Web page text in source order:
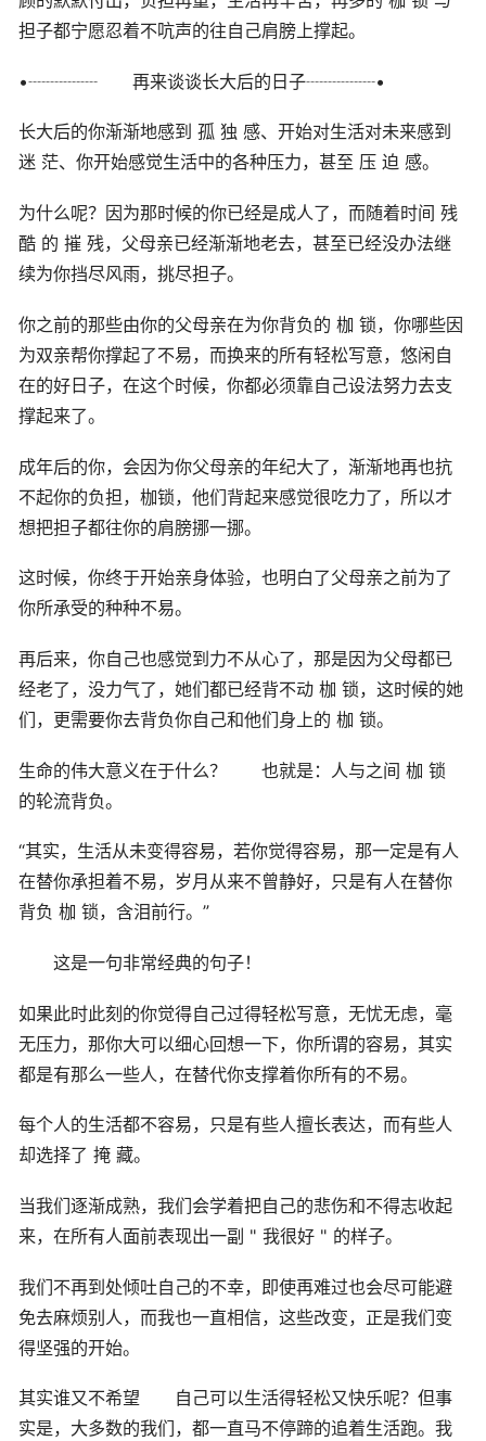
担子都宁愿忍着不吭声的往自己肩膀上撑起。
•┈┈┈┈ 再来谈谈长大后的日子┈┈┈┈•
长大后的你渐渐地感到 孤 独 感、开始对生活对未来感到
迷 茫、你开始感觉生活中的各种压力，甚至 压 迫 感。
为什么呢？因为那时候的你已经是成人了，而随着时间 残
酷 的 摧 残，父母亲已经渐渐地老去，甚至已经没办法继
续为你挡尽风雨，挑尽担子。
你之前的那些由你的父母亲在为你背负的 枷 锁，你哪些因
为双亲帮你撑起了不易，而换来的所有轻松写意，悠闲自
在的好日子，在这个时候，你都必须靠自己设法努力去支
撑起来了。
成年后的你，会因为你父母亲的年纪大了，渐渐地再也抗
不起你的负担，枷锁，他们背起来感觉很吃力了，所以才
想把担子都往你的肩膀挪一挪。
这时候，你终于开始亲身体验，也明白了父母亲之前为了
你所承受的种种不易。
再后来，你自己也感觉到力不从心了，那是因为父母都已
经老了，没力气了，她们都已经背不动 枷 锁，这时候的她
们，更需要你去背负你自己和他们身上的 枷 锁。
生命的伟大意义在于什么？ 也就是：人与之间 枷 锁
的轮流背负。
“其实，生活从未变得容易，若你觉得容易，那一定是有人
在替你承担着不易，岁月从来不曾静好，只是有人在替你
背负 枷 锁，含泪前行。”
这是一句非常经典的句子！
如果此时此刻的你觉得自己过得轻松写意，无忧无虑，毫
无压力，那你大可以细心回想一下，你所谓的容易，其实
都是有那么一些人，在替代你支撑着你所有的不易。
每个人的生活都不容易，只是有些人擅长表达，而有些人
却选择了 掩 藏。
当我们逐渐成熟，我们会学着把自己的悲伤和不得志收起
来，在所有人面前表现出一副 " 我很好 " 的样子。
我们不再到处倾吐自己的不幸，即使再难过也会尽可能避
免去麻烦别人，而我也一直相信，这些改变，正是我们变
得坚强的开始。
其实谁又不希望 自己可以生活得轻松又快乐呢？但事
实是，大多数的我们，都一直马不停蹄的追着生活跑。我